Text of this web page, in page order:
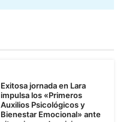
Exitosa jornada en Lara
impulsa los «Primeros
Auxilios Psicológicos y
Bienestar Emocional» ante